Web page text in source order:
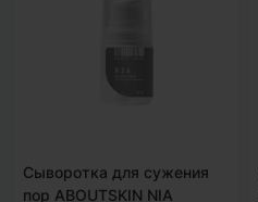
Сыворотка для сужения
пор ABOUTSKIN NIA